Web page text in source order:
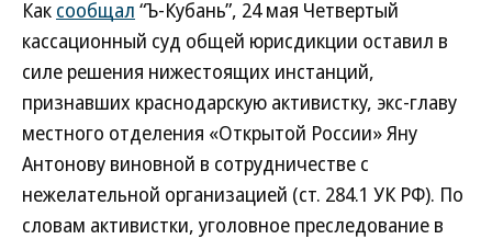
Как сообщал “Ъ-Кубань”, 24 мая Четвертый
кассационный суд общей юрисдикции оставил в
силе решения нижестоящих инстанций,
признавших краснодарскую активистку, экс-главу
местного отделения «Открытой России» Яну
Антонову виновной в сотрудничестве с
нежелательной организацией (ст. 284.1 УК РФ). По
словам активистки, уголовное преследование в